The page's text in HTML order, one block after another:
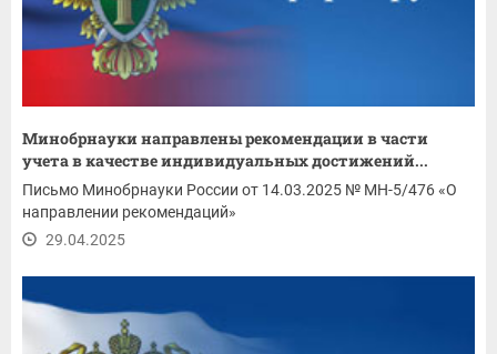
Минобрнауки направлены рекомендации в части
учета в качестве индивидуальных достижений...
Письмо Минобрнауки России от 14.03.2025 № МН-5/476 «О
направлении рекомендаций»
29.04.2025